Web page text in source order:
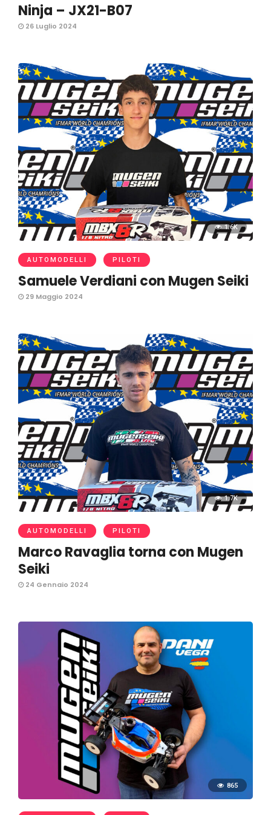
Ninja – JX21-B07
26 Luglio 2024
1.6K
AUTOMODELLI PILOTI
Samuele Verdiani con Mugen Seiki
29 Maggio 2024
1.7K
AUTOMODELLI PILOTI
Marco Ravaglia torna con Mugen
Seiki
24 Gennaio 2024
865